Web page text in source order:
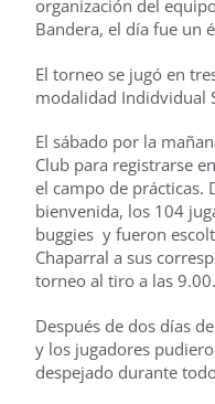
organización del
Bandera, el día fue un
El torneo se jugó en
modalidad Indidvidual
El sábado por la
Club para registrarse
el campo de prácticas.
bienvenida, los 104
buggies y fueron
Chaparral a sus
torneo al tiro a las 9.00.
Después de dos días
y los jugadores
despejado durante